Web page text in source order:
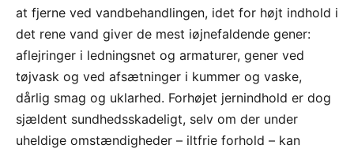
at fjerne ved vandbehandlingen, idet for højt indhold i
det rene vand giver de mest iøjnefaldende gener:
aflejringer i ledningsnet og armaturer, gener ved
tøjvask og ved afsætninger i kummer og vaske,
dårlig smag og uklarhed. Forhøjet jernindhold er dog
sjældent sundhedsskadeligt, selv om der under
uheldige omstændigheder – iltfrie forhold – kan